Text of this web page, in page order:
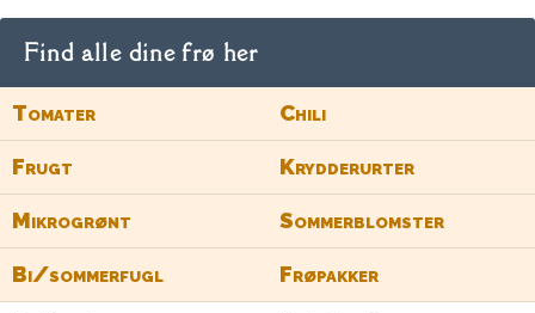
Find alle dine frø her
Tomater Chili
Frugt Krydderurter
Mikrogrønt Sommerblomster
Bi/sommerfugl Frøpakker